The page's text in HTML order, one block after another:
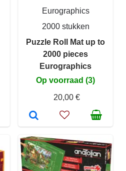
Eurographics
2000 stukken
Puzzle Roll Mat up to
2000 pieces
Eurographics
Op voorraad (3)
20,00 €